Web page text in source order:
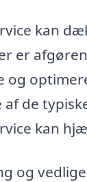
kan
er
og
af de
kan
og